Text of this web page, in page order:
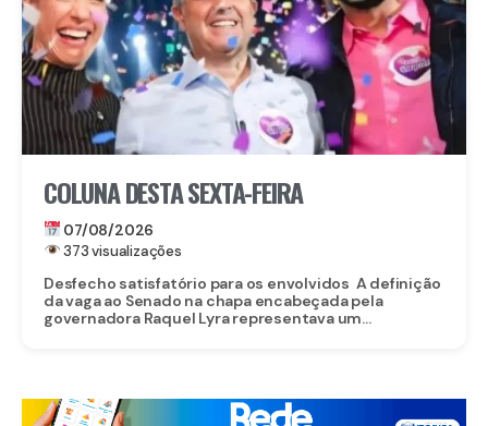
COLUNA DESTA SEXTA-FEIRA
07/08/2026
373 visualizações
Desfecho satisfatório para os envolvidos A definição
da vaga ao Senado na chapa encabeçada pela
governadora Raquel Lyra representava um...